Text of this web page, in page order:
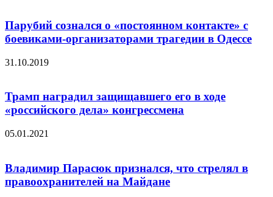
Парубий сознался о «постоянном контакте» с
боевиками-организаторами трагедии в Одессе
31.10.2019
Трамп наградил защищавшего его в ходе
«российского дела» конгрессмена
05.01.2021
Владимир Парасюк признался, что стрелял в
правоохранителей на Майдане